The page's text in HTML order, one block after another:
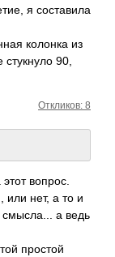
я составила
колонка из
90,
Откликов: 8
вопрос.
нет, а то и
смыс­ла... а ведь
простой